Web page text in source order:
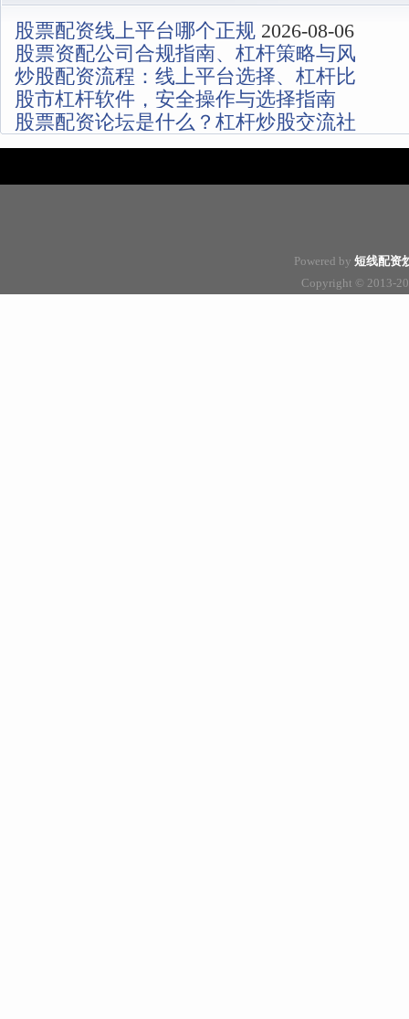
股票配资线上平台哪个正规 2026-08-06
股票资配公司合规指南、杠杆策略与风
险控制2026-08-05
炒股配资流程：线上平台选择、杠杆比
例设定与风控要点2026-08-04
股市杠杆软件，安全操作与选择指南
2026-08-03
股票配资论坛是什么？杠杆炒股交流社
区解析2026-07-31
Powered by 短线配资
Copyright © 2013-